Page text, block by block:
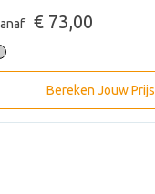
€ 73,00
Bereken Jouw Prijs